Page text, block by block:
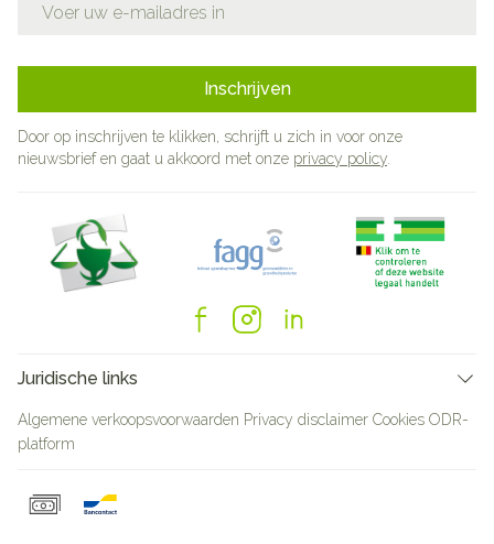
Inschrijven
Door op inschrijven te klikken, schrijft u zich in voor onze
nieuwsbrief en gaat u akkoord met onze privacy policy
Juridische links
Algemene verkoopsvoorwaarden Privacy disclaimer Cookies ODR-
platform